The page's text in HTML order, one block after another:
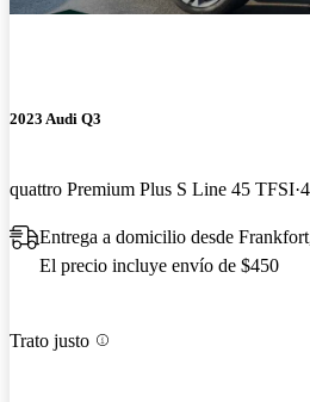
2023 Audi Q3
quattro Premium Plus S Line 45 TFSI
Entrega a domicilio desde
El precio incluye envío de $450
Trato justo